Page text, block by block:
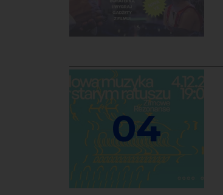
04